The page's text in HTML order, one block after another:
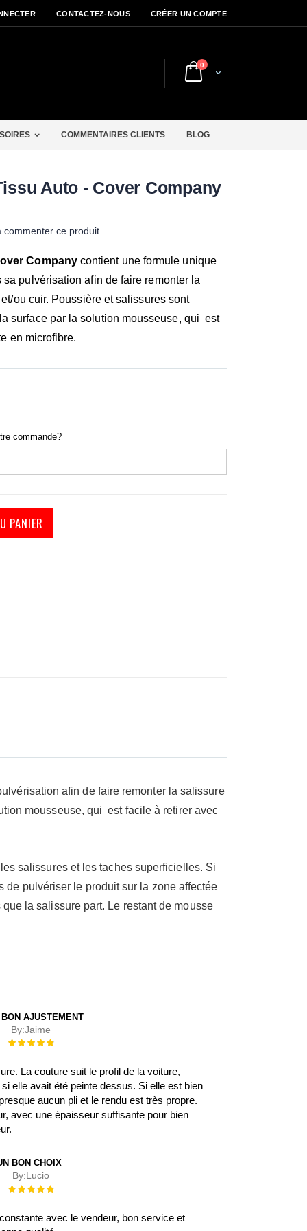
CONTACTEZ-NOUS CRÉER UN COMPTE
Cart
0articles
COMMENTAIRES CLIENTS BLOG
Auto - Cover Company
commenter ce produit
Companycontient une formule unique
pulvérisation afin de faire remonter la
ou cuir. Poussière et salissures sont
surface par la solution mousseuse, qui est
en microfibre.
commande?
PANIER
afin de faire remonter la salissure
mousseuse, qui est facile à retirer avec
salissures et les taches superficielles. Si
de pulvériser le produit sur la zone affectée
la salissure part. Le restant de mousse
AJUSTEMENT
By:Jaime
Évaluation :
La couture suit le profil de la voiture,
elle avait été peinte dessus. Si elle est bien
aucun pli et le rendu est très propre.
avec une épaisseur suffisante pour bien
BON CHOIX
By:Lucio
Évaluation :
avec le vendeur, bon service et